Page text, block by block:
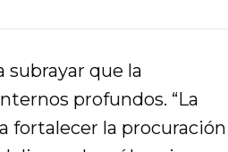
subrayar que la
profundos. “La
fortalecer la procuración